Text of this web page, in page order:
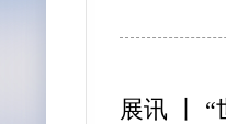
展讯 丨